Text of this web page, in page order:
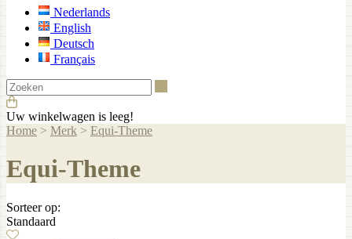
Nederlands
English
Deutsch
Français
Uw winkelwagen is leeg!
Home > Merk > Equi-Theme
Equi-Theme
Sorteer op:
Standaard